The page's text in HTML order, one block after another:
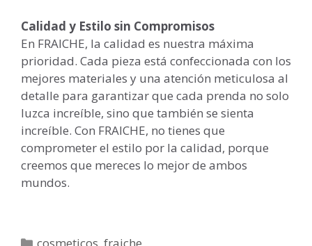
Calidad y Estilo sin Compromisos
En FRAICHE, la calidad es nuestra máxima
prioridad. Cada pieza está confeccionada con los
mejores materiales y una atención meticulosa al
detalle para garantizar que cada prenda no solo
luzca increíble, sino que también se sienta
increíble. Con FRAICHE, no tienes que
comprometer el estilo por la calidad, porque
creemos que mereces lo mejor de ambos
mundos.
Categorías